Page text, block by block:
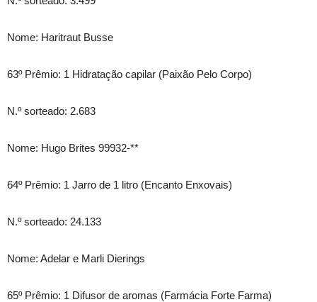
Nome: Haritraut Busse
63º Prêmio: 1 Hidratação capilar (Paixão Pelo Corpo)
N.º sorteado: 2.683
Nome: Hugo Brites 99932-**
64º Prêmio: 1 Jarro de 1 litro (Encanto Enxovais)
N.º sorteado: 24.133
Nome: Adelar e Marli Dierings
65º Prêmio: 1 Difusor de aromas (Farmácia Forte Farma)